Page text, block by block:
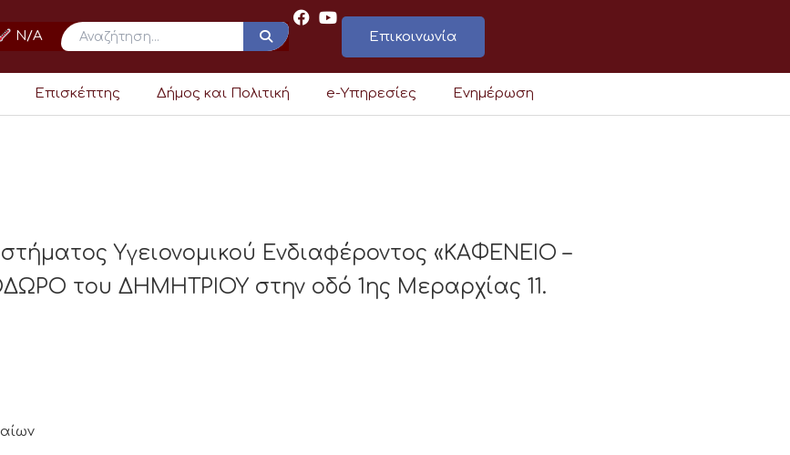
N/A Επικοινωνία
Επισκέπτης Δήμος και Πολιτική e-Υπηρεσίες Ενημέρωση
Υγειονομικού Ενδιαφέροντος «ΚΑΦΕΝΕΙΟ –
του ΔΗΜΗΤΡΙΟΥ στην οδό 1ης Μεραρχίας 11.